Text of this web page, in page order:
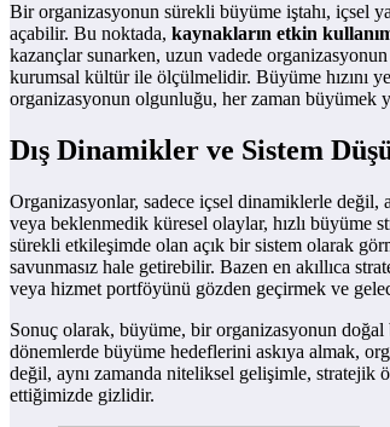
Bir organizasyonun sürekli büyüme iştahı, içsel
açabilir. Bu noktada, kaynakların etkin
kazançlar sunarken, uzun vadede
kurumsal kültür ile ölçülmelidir. Büyüme hızını
organizasyonun olgunluğu, her zaman büyümek
Dış Dinamikler ve Sistem
Organizasyonlar, sadece içsel dinamiklerle değil,
veya beklenmedik küresel olaylar, hızlı büyüme
sürekli etkileşimde olan açık bir sistem olarak
savunmasız hale getirebilir. Bazen en akıllıca
veya hizmet portföyünü gözden geçirmek ve
Sonuç olarak, büyüme, bir organizasyonun
dönemlerde büyüme hedeflerini askıya almak,
değil, aynı zamanda niteliksel gelişimle, stratejik
ettiğimizde gizlidir.